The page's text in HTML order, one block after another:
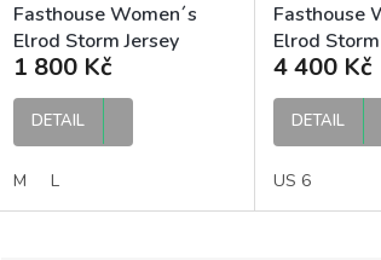
Fasthouse Women´s
Elrod Storm Jersey
White Black dámský MX
dres
1 800 Kč
DETAIL
M L
Fasthouse
Elrod
Black
kalhoty
4 400 Kč
DETAIL
US 6